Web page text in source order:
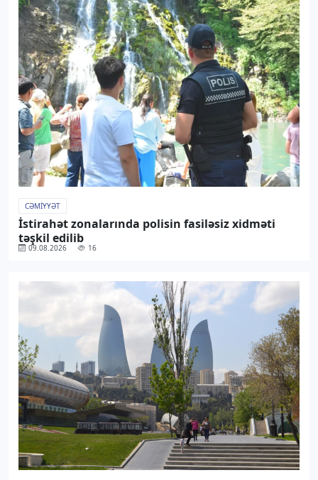
CƏMIYYƏT
İstirahət zonalarında polisin fasiləsiz xidməti
təşkil edilib
09.08.2026 16